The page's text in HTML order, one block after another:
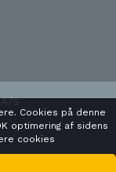
S
Cookies på denne
optimering af sidens
cookies